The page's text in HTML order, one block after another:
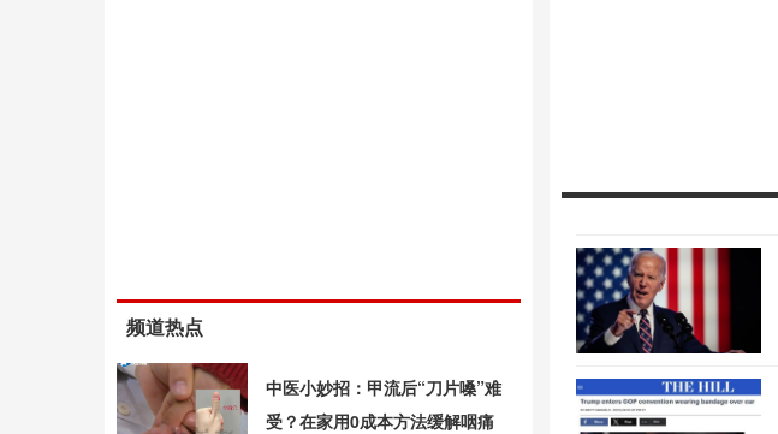
频道热点
中医小妙招：甲流后“刀片嗓”难
受？在家用0成本方法缓解咽痛